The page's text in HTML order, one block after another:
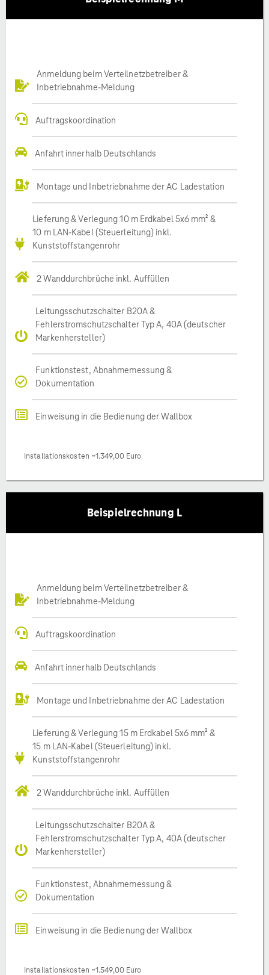
Anmeldung beim Verteilnetzbetreiber &
Inbetriebnahme-Meldung
Auftragskoordination
Anfahrt innerhalb Deutschlands
Montage und Inbetriebnahme der AC Ladestation
Lieferung & Verlegung 10 m Erdkabel 5x6 mm² &
10 m LAN-Kabel (Steuerleitung) inkl.
Kunststoffstangenrohr
2 Wanddurchbrüche inkl. Auffüllen
Leitungsschutzschalter B20A &
Fehlerstromschutzschalter Typ A, 40A (deutscher
Markenhersteller)
Funktionstest, Abnahmemessung &
Dokumentation
Einweisung in die Bedienung der Wallbox
Installationskosten ~1.349,00 Euro
Beispielrechnung L
Anmeldung beim Verteilnetzbetreiber &
Inbetriebnahme-Meldung
Auftragskoordination
Anfahrt innerhalb Deutschlands
Montage und Inbetriebnahme der AC Ladestation
Lieferung & Verlegung 15 m Erdkabel 5x6 mm² &
15 m LAN-Kabel (Steuerleitung) inkl.
Kunststoffstangenrohr
2 Wanddurchbrüche inkl. Auffüllen
Leitungsschutzschalter B20A &
Fehlerstromschutzschalter Typ A, 40A (deutscher
Markenhersteller)
Funktionstest, Abnahmemessung &
Dokumentation
Einweisung in die Bedienung der Wallbox
Installationskosten ~1.549,00 Euro